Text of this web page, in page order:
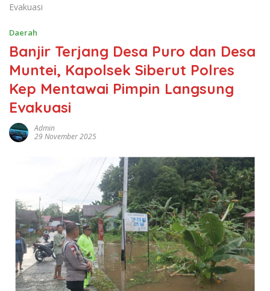
Evakuasi
Daerah
Banjir Terjang Desa Puro dan Desa
Muntei, Kapolsek Siberut Polres
Kep Mentawai Pimpin Langsung
Evakuasi
Admin
29 November 2025